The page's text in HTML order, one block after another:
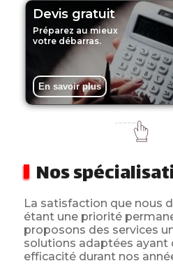
Devis gratuit
Préparez au mieux
votre débarras.
En savoir plus
Nos
La satisfaction que nous
étant une priorité
proposons des services
solutions adaptées ayant
efficacité durant nos